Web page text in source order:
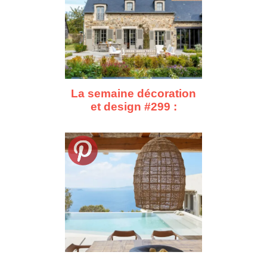
La semaine décoration
et design #299 :
Town, dix repérages
déco